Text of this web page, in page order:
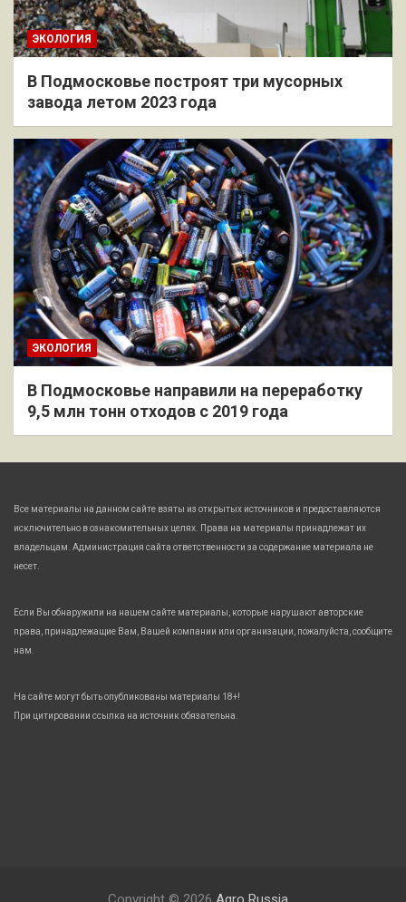
ЭКОЛОГИЯ
В Подмосковье построят три мусорных
завода летом 2023 года
ЭКОЛОГИЯ
В Подмосковье направили на переработку
9,5 млн тонн отходов с 2019 года
Все материалы на данном сайте взяты из открытых источников и предоставляются
исключительно в ознакомительных целях. Права на материалы принадлежат их
владельцам. Администрация сайта ответственности за содержание материала не
несет.
Если Вы обнаружили на нашем сайте материалы, которые нарушают авторские
права, принадлежащие Вам, Вашей компании или организации, пожалуйста, сообщите
нам.
На сайте могут быть опубликованы материалы 18+!
При цитировании ссылка на источник обязательна.